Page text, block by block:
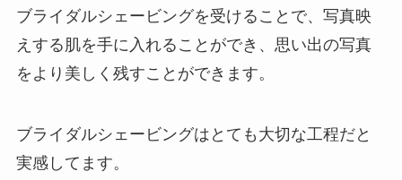
ブライダルシェービングを受けることで、写真映
えする肌を手に入れることができ、思い出の写真
をより美しく残すことができます。
ブライダルシェービングはとても大切な工程だと
実感してます。